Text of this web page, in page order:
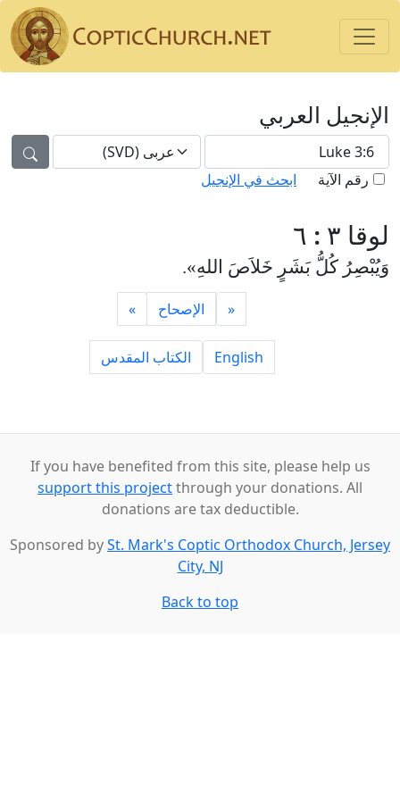
الإنجيل العربي
رقم الآية ابحث في الإنجيل
لوقا ٣ : ٦
وَيُبْصِرُ كُلُّ بَشَرٍ خَلاَصَ اللهِ».
« الإصحاح »
English الكتاب المقدس
If you have benefited from this site, please help us
support this projectthrough your donations. All
donations are tax deductible.
Sponsored bySt. Mark's Coptic Orthodox Church, Jersey
City, NJ
Back to top